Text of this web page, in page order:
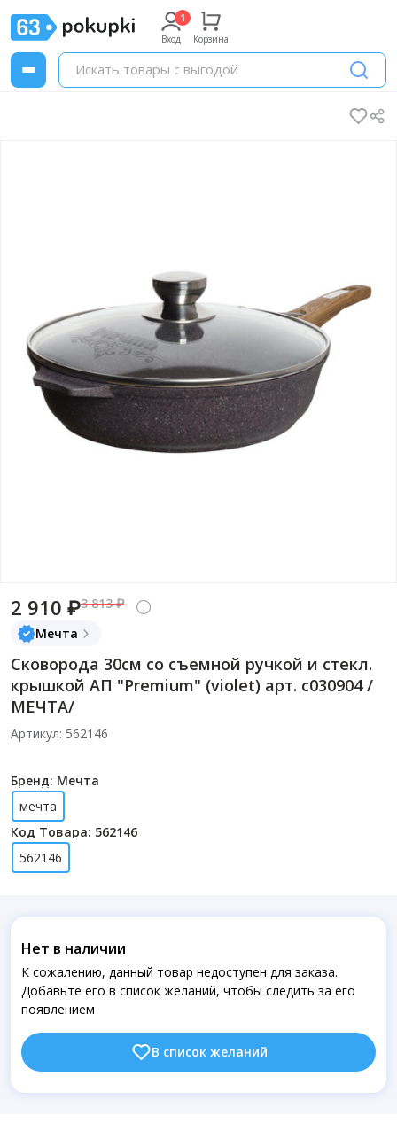
Вход Корзина
2 910 ₽3 813 ₽
Мечта
Сковорода 30см со съемной ручкой и стекл.
крышкой АП "Premium" (violet) арт. с030904 /
МЕЧТА/
Артикул: 562146
Бренд: Мечта
мечта
Код Товара: 562146
562146
Нет в наличии
К сожалению, данный товар недоступен для заказа.
Добавьте его в список желаний, чтобы следить за его
появлением
В список желаний